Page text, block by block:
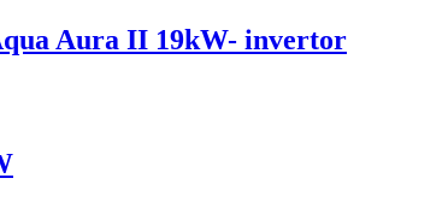
Aura II 19kW- invertor